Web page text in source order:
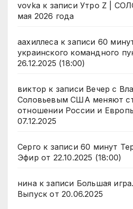
vovka к записи Утро Z |
мая 2026 года
аахиллесак записи 60
украинского командного
26.12.2025 (18:00)
виктор к записи Вечер с
Соловьевым США меняют
отношении России и
07.12.2025
Серго к записи 60 минут
Эфир от 22.10.2025 (18:00)
нинак записи Большая
Выпуск от 20.06.2025